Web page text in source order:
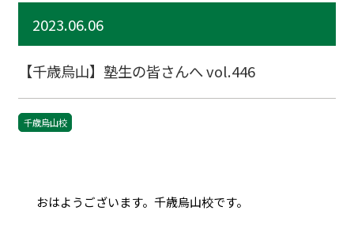
2023.06.06
【千歳烏山】塾生の皆さんへ vol.446
千歳烏山校
おはようございます。千歳烏山校です。